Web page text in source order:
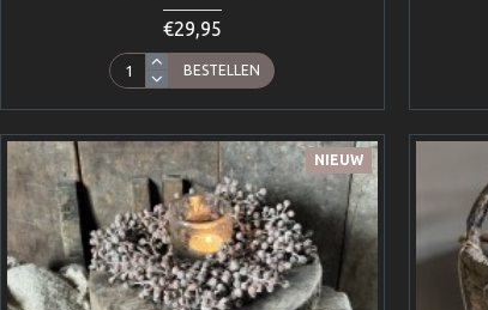
€29,95
BESTELLEN
NIEUW